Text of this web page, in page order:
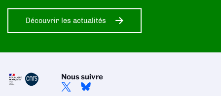
Découvrir les actualités
Nous suivre